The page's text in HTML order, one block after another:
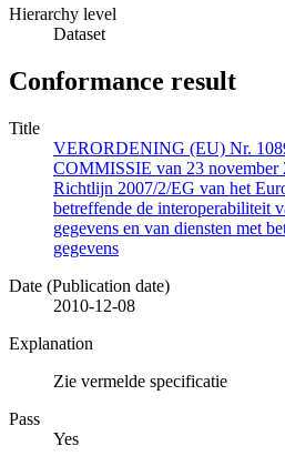
Hierarchy level
Dataset
Conformance result
Title
VERORDENING (EU) Nr.
COMMISSIE van 23 november
Richtlijn 2007/2/EG van het
betreffende de interoperabiliteit
gegevens en van diensten met
gegevens
Date (Publication date)
2010-12-08
Explanation
Zie vermelde specificatie
Pass
Yes